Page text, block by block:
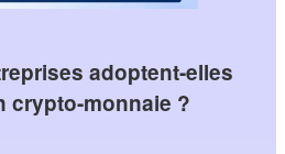
adoptent-elles
crypto-monnaie ?